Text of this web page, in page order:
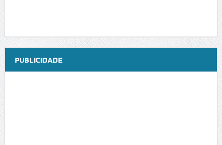
PUBLICIDADE